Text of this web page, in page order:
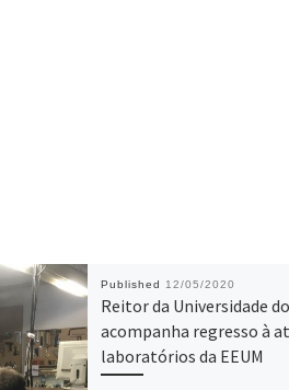
Published 12/05/2020
Reitor da Universidade
acompanha regresso à
laboratórios da EEUM